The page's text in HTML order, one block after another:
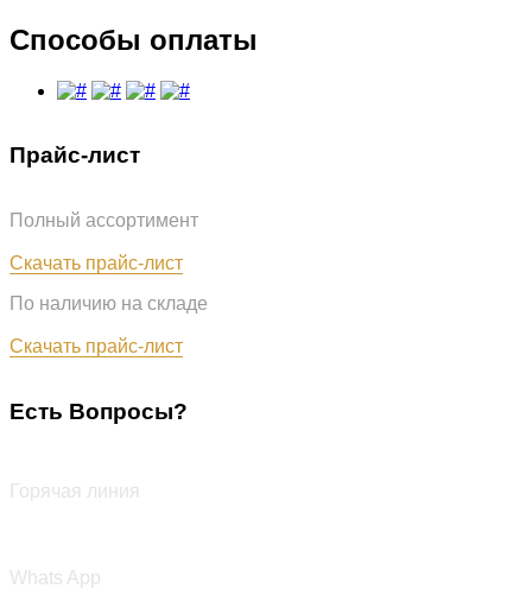
Способы оплаты
Прайс-лист
Полный ассортимент
Скачать прайс-лист
По наличию на складе
Скачать прайс-лист
Есть Вопросы?
Горячая линия
Whats App